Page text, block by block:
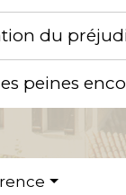
du
peines